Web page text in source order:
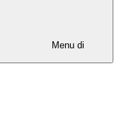
Menu di